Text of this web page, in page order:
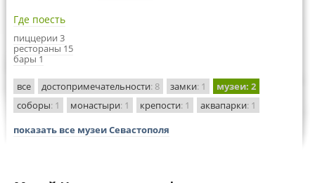
Где поесть
пиццерии 3
рестораны 15
бары 1
все достопримечательности: 8 замки: 1 музеи: 2
соборы: 1 монастыри: 1 крепости: 1 аквапарки: 1
показать все музеи Севастополя